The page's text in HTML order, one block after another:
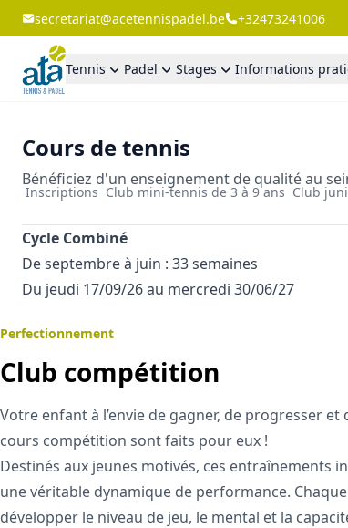
secretariat@acetennispadel.be +32473241006
Tennis Padel Stages Informations
Cours de tennis
Bénéficiez d'un enseignement de qualité au
Inscriptions Club mini-tennis de 3 à 9 ans Club
Cycle Combiné
De septembre à juin : 33 semaines
Du jeudi 17/09/26 au mercredi 30/06/27
Perfectionnement
Club compétition
Votre enfant à l’envie de gagner, de progresser
cours compétition sont faits pour eux !
Destinés aux jeunes motivés, ces entraînements
une véritable dynamique de performance.
développer le niveau de jeu, le mental et la